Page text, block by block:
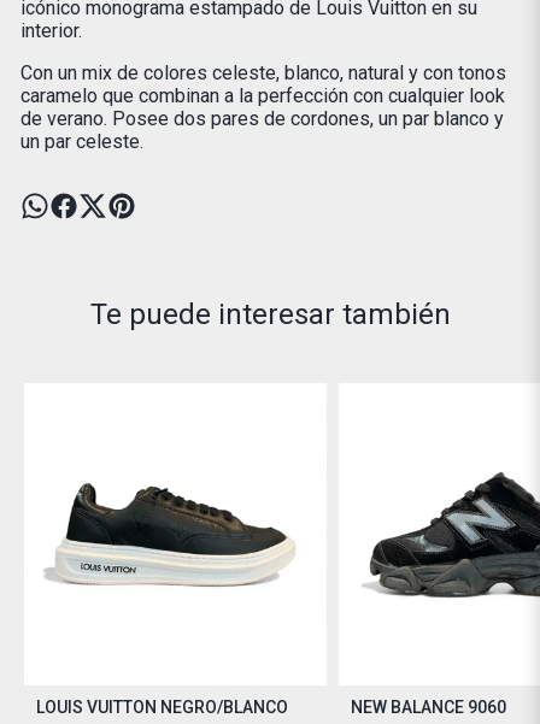
icónico monograma estampado de Louis Vuitton en su
interior.
Con un mix de colores celeste, blanco, natural y con tonos
caramelo que combinan a la perfección con cualquier look
de verano. Posee dos pares de cordones, un par blanco y
un par celeste.
Te puede interesar también
LOUIS VUITTON NEGRO/BLANCO NEW BALANCE 9060